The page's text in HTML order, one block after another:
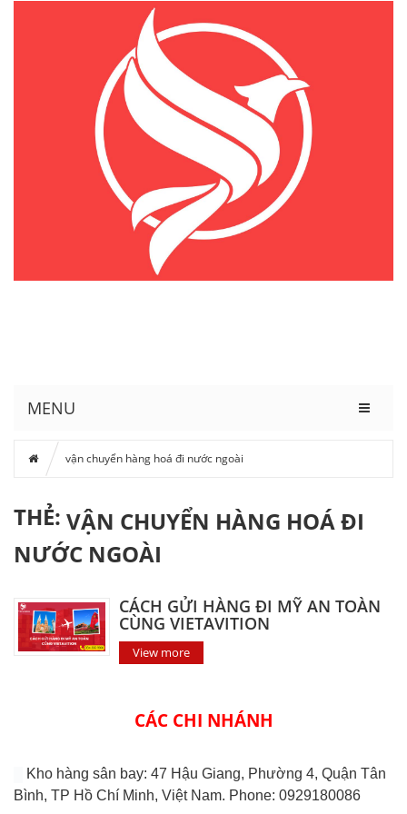
MENU
vận chuyển hàng hoá đi nước ngoài
THẺ: VẬN CHUYỂN HÀNG HOÁ ĐI
NƯỚC NGOÀI
CÁCH GỬI HÀNG ĐI MỸ AN TOÀN
CÙNG VIETAVITION
View more
CÁC CHI NHÁNH
Kho hàng sân bay: 47 Hậu Giang, Phường 4, Quận Tân
Bình, TP Hồ Chí Minh, Việt Nam. Phone: 0929180086